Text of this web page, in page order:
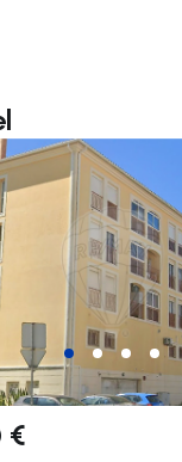
vers la gauche
€